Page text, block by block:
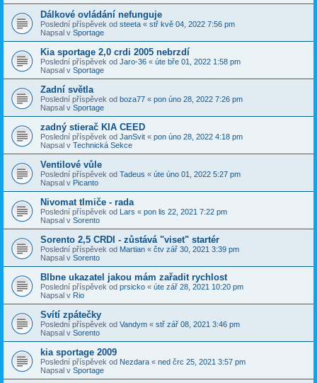
Dálkové ovládání nefunguje
Poslední příspěvek od steeta « stř kvě 04, 2022 7:56 pm
Napsal v Sportage
Kia sportage 2,0 crdi 2005 nebrzdí
Poslední příspěvek od Jaro-36 « úte bře 01, 2022 1:58 pm
Napsal v Sportage
Zadní světla
Poslední příspěvek od boza77 « pon úno 28, 2022 7:26 pm
Napsal v Sportage
zadný stierač KIA CEED
Poslední příspěvek od JanSvit « pon úno 28, 2022 4:18 pm
Napsal v Technická Sekce
Ventilové vůle
Poslední příspěvek od Tadeus « úte úno 01, 2022 5:27 pm
Napsal v Picanto
Nivomat tlmiče - rada
Poslední příspěvek od Lars « pon lis 22, 2021 7:22 pm
Napsal v Sorento
Sorento 2,5 CRDI - zůstává "viset" startér
Poslední příspěvek od Martian « čtv zář 30, 2021 3:39 pm
Napsal v Sorento
Blbne ukazatel jakou mám zařadit rychlost
Poslední příspěvek od prsicko « úte zář 28, 2021 10:20 pm
Napsal v Rio
Svítí zpátečky
Poslední příspěvek od Vandym « stř zář 08, 2021 3:46 pm
Napsal v Sorento
kia sportage 2009
Poslední příspěvek od Nezdara « ned črc 25, 2021 3:57 pm
Napsal v Sportage